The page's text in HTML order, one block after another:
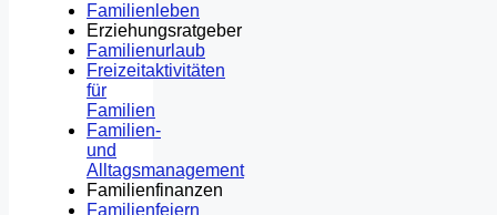
Familienleben
Erziehungsratgeber
Familienurlaub
Freizeitaktivitäten
für
Familien
Familien-
und
Alltagsmanagement
Familienfinanzen
Familienfeiern